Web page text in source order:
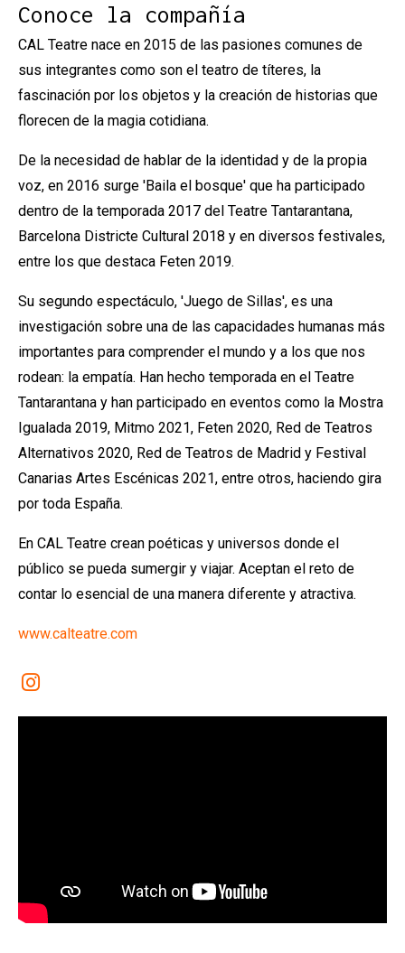
Conoce la compañía
CAL Teatre nace en 2015 de las pasiones comunes de
sus integrantes como son el teatro de títeres, la
fascinación por los objetos y la creación de historias que
florecen de la magia cotidiana.
De la necesidad de hablar de la identidad y de la propia
voz, en 2016 surge 'Baila el bosque' que ha participado
dentro de la temporada 2017 del Teatre Tantarantana,
Barcelona Districte Cultural 2018 y en diversos festivales,
entre los que destaca Feten 2019.
Su segundo espectáculo, 'Juego de Sillas', es una
investigación sobre una de las capacidades humanas más
importantes para comprender el mundo y a los que nos
rodean: la empatía. Han hecho temporada en el Teatre
Tantarantana y han participado en eventos como la Mostra
Igualada 2019, Mitmo 2021, Feten 2020, Red de Teatros
Alternativos 2020, Red de Teatros de Madrid y Festival
Canarias Artes Escénicas 2021, entre otros, haciendo gira
por toda España.
En CAL Teatre crean poéticas y universos donde el
público se pueda sumergir y viajar. Aceptan el reto de
contar lo esencial de una manera diferente y atractiva.
www.calteatre.com
Link a instagram